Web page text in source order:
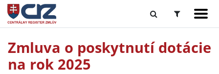
Zmluva o poskytnutí dotácie
na rok 2025